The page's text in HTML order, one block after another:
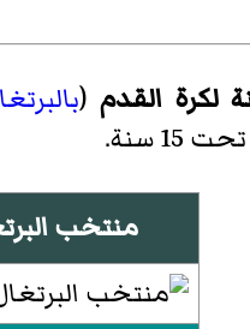
(
سنة.
منتخب البرتغال تحت